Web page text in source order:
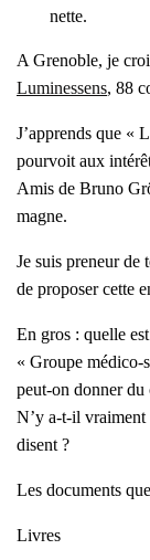
nette.
A Gre­noble, je
Lumi­nes­sens, 88
J’ap­prends que «
pour­voit aux
Amis de Bru­no
magne.
Je suis pre­neur de
de pro­po­ser cette
En gros : quelle
« Groupe médi­co-
peut-on don­ner du
N’y a‑t-il vrai­ment
disent ?
Les docu­ments
Livres